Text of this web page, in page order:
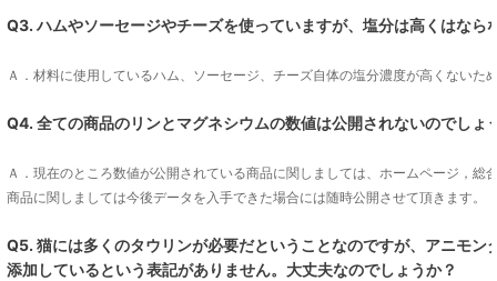
Q3. ハムやソーセージやチーズを使っていますが、塩分は高くはなら
Ａ．材料に使用しているハム、ソーセージ、チーズ自体の塩分濃度が高くないた
Q4. 全ての商品のリンとマグネシウムの数値は公開されないのでしょ
Ａ．現在のところ数値が公開されている商品に関しましては、ホームページ，総
商品に関しましては今後データを入手できた場合には随時公開させて頂きます。
Q5. 猫には多くのタウリンが必要だということなのですが、アニモン
添加しているという表記がありません。大丈夫なのでしょうか？